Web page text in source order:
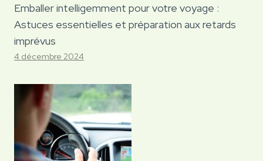
Emballer intelligemment pour votre voyage :
Astuces essentielles et préparation aux retards
imprévus
4 décembre 2024